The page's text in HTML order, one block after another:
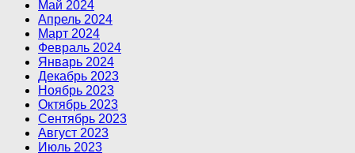
Май 2024
Апрель 2024
Март 2024
Февраль 2024
Январь 2024
Декабрь 2023
Ноябрь 2023
Октябрь 2023
Сентябрь 2023
Август 2023
Июль 2023